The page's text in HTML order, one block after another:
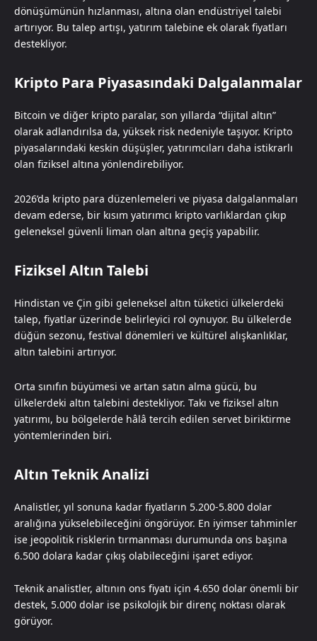
dönüşümünün hızlanması, altına olan endüstriyel talebi
artırıyor. Bu talep artışı, yatırım talebine ek olarak fiyatları
destekliyor.
Kripto Para Piyasasındaki Dalgalanmalar
Bitcoin ve diğer kripto paralar, son yıllarda “dijital altın”
olarak adlandırılsa da, yüksek risk nedeniyle taşıyor. Kripto
piyasalarındaki keskin düşüşler, yatırımcıları daha istikrarlı
olan fiziksel altına yönlendirebiliyor.
2026’da kripto para düzenlemeleri ve piyasa dalgalanmaları
devam ederse, bir kısım yatırımcı kripto varlıklardan çıkıp
geleneksel güvenli liman olan altına geçiş yapabilir.
Fiziksel Altın Talebi
Hindistan ve Çin gibi geleneksel altın tüketici ülkelerdeki
talep, fiyatlar üzerinde belirleyici rol oynuyor. Bu ülkelerde
düğün sezonu, festival dönemleri ve kültürel alışkanlıklar,
altın talebini artırıyor.
Orta sınıfın büyümesi ve artan satın alma gücü, bu
ülkelerdeki altın talebini destekliyor. Takı ve fiziksel altın
yatırımı, bu bölgelerde hâlâ tercih edilen servet biriktirme
yöntemlerinden biri.
Altın Teknik Analizi
Analistler, yıl sonuna kadar fiyatların 5.200-5.800 dolar
aralığına yükselebileceğini öngörüyor. En iyimser tahminler
ise jeopolitik risklerin tırmanması durumunda ons başına
6.500 dolara kadar çıkış olabileceğini işaret ediyor.
Teknik analistler, altının ons fiyatı için 4.650 dolar önemli bir
destek, 5.000 dolar ise psikolojik bir direnç noktası olarak
görüyor.